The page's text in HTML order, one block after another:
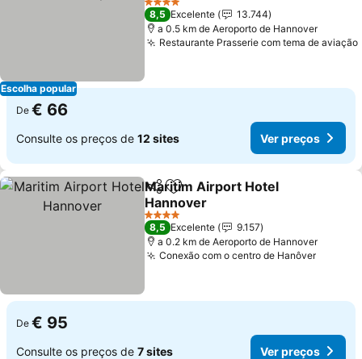
Escolha popular
4 Estrelas
8,5 Excelente
13.744
a 0.5 km de Aeroporto de Hannover
Restaurante Prasserie com tema de aviação
De € 66
Consulte os preços de 12 sites Ver preços
PartilharAdicionar aos favoritos
Maritim Airport Hotel
Hannover
4 Estrelas
8,5 Excelente
9.157
a 0.2 km de Aeroporto de Hannover
Conexão com o centro de Hanôver
De € 95
Consulte os preços de 7 sites Ver preços